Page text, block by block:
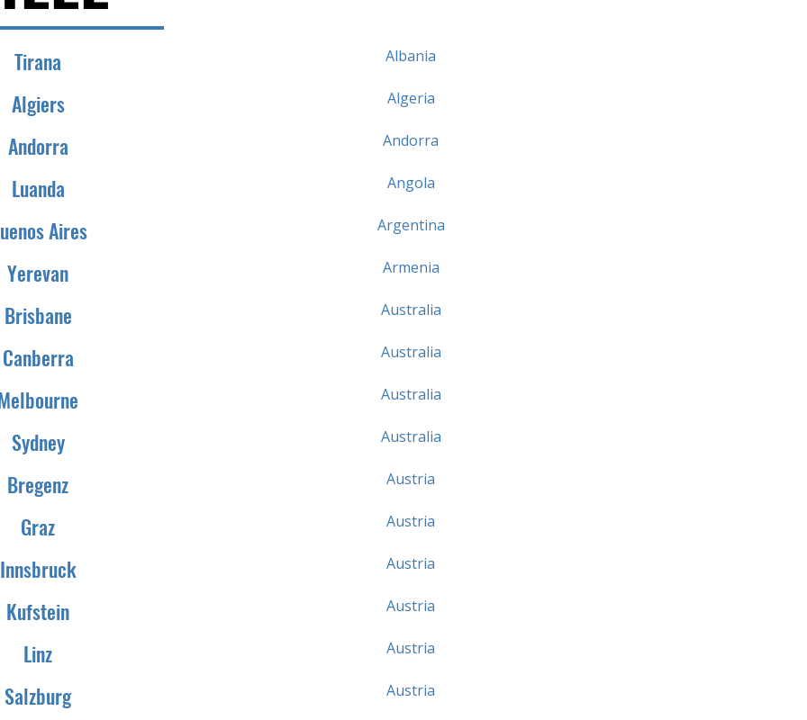
Tirana Albania
Algiers Algeria
Andorra Andorra
Luanda Angola
Aires Argentina
Yerevan Armenia
Brisbane Australia
Canberra Australia
Australia
Sydney Australia
Bregenz Austria
Graz Austria
Innsbruck Austria
Kufstein Austria
Linz Austria
Salzburg Austria